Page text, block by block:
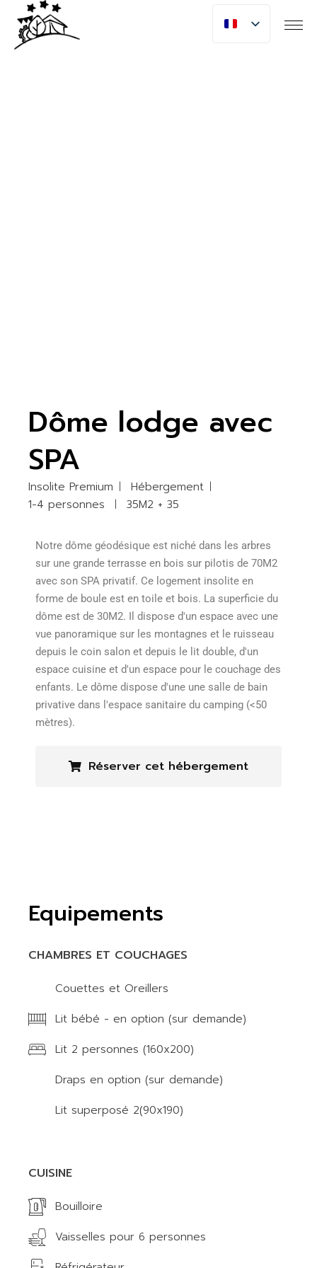
Dôme lodge avec
SPA
Insolite Premium
Hébergement
1-4 personnes
35M2 + 35
Notre dôme géodésique est niché dans les arbres
sur une grande terrasse en bois sur pilotis de 70M2
avec son SPA privatif. Ce logement insolite en
forme de boule est en toile et bois. La superficie du
dôme est de 30M2. Il dispose d'un espace avec une
vue panoramique sur les montagnes et le ruisseau
depuis le coin salon et depuis le lit double, d'un
espace cuisine et d'un espace pour le couchage des
enfants. Le dôme dispose d'une une salle de bain
privative dans l'espace sanitaire du camping (<50
mètres).
Réserver cet hébergement
Equipements
CHAMBRES ET COUCHAGES
Couettes et Oreillers
Lit bébé - en option (sur demande)
Lit 2 personnes (160x200)
Draps en option (sur demande)
Lit superposé 2(90x190)
CUISINE
Bouilloire
Vaisselles pour 6 personnes